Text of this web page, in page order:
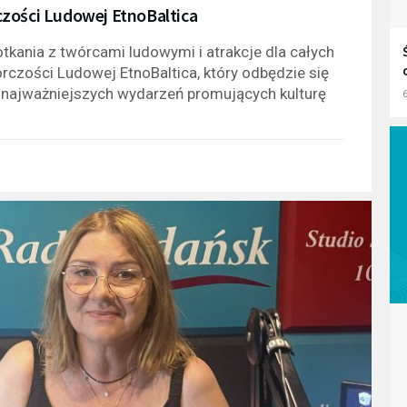
Ludowej EtnoBaltica
z twórcami ludowymi i atrakcje dla całych
Ludowej EtnoBaltica, który odbędzie się
wydarzeń promujących kulturę